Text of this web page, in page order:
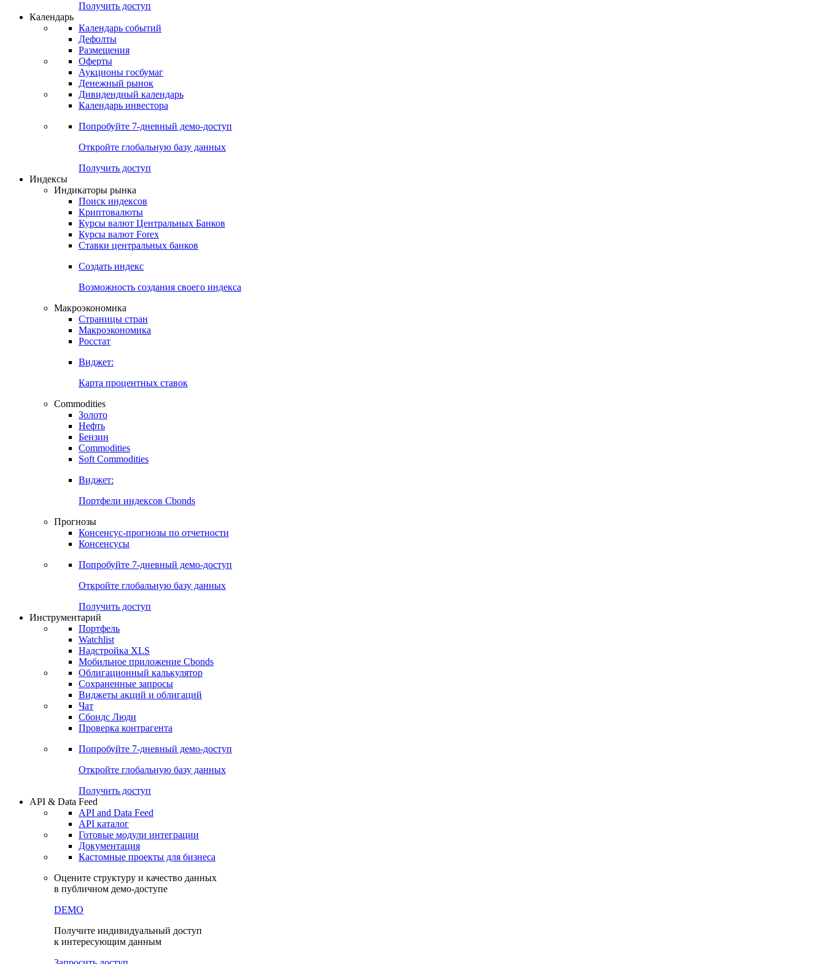
Получить доступ
Календарь
Календарь событий
Дефолты
Размещения
Оферты
Аукционы госбумаг
Денежный рынок
Дивидендный календарь
Календарь инвестора
Попробуйте 7-дневный демо-доступ
Откройте глобальную базу данных
Получить доступ
Индексы
Индикаторы рынка
Поиск индексов
Криптовалюты
Курсы валют Центральных Банков
Курсы валют Forex
Ставки центральных банков
Создать индекс
Возможность создания своего индекса
Макроэкономика
Страницы стран
Макроэкономика
Росстат
Виджет:
Карта процентных ставок
Commodities
Золото
Нефть
Бензин
Commodities
Soft Commodities
Виджет:
Портфели индексов Cbonds
Прогнозы
Консенсус-прогнозы по отчетности
Консенсусы
Попробуйте 7-дневный демо-доступ
Откройте глобальную базу данных
Получить доступ
Инструментарий
Портфель
Watchlist
Надстройка XLS
Мобильное приложение Cbonds
Облигационный калькулятор
Сохраненные запросы
Виджеты акций и облигаций
Чат
Сбондс Люди
Проверка контрагента
Попробуйте 7-дневный демо-доступ
Откройте глобальную базу данных
Получить доступ
API & Data Feed
API and Data Feed
API каталог
Готовые модули интеграции
Документация
Кастомные проекты для бизнеса
Оцените структуру и качество данных
в публичном демо-доступе
DEMO
Получите индивидуальный доступ
к интересующим данным